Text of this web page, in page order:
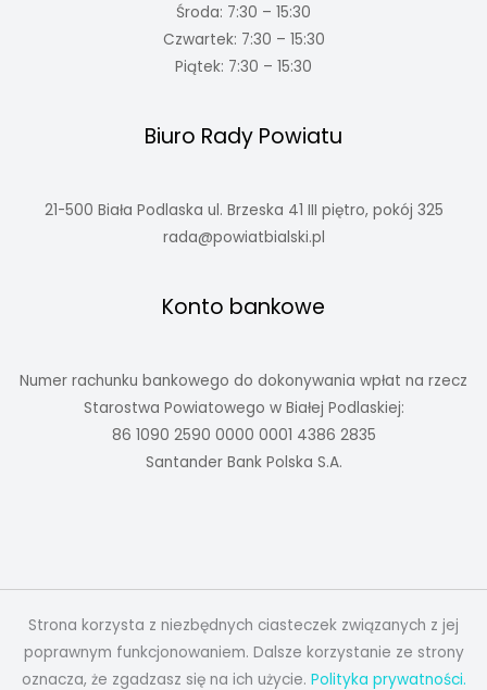
Środa: 7:30 – 15:30
Czwartek: 7:30 – 15:30
Piątek: 7:30 – 15:30
Biuro Rady Powiatu
21-500 Biała Podlaska ul. Brzeska 41 III piętro, pokój 325
rada@powiatbialski.pl
Konto bankowe
Numer rachunku bankowego do dokonywania wpłat na rzecz
Starostwa Powiatowego w Białej Podlaskiej:
86 1090 2590 0000 0001 4386 2835
Santander Bank Polska S.A.
Strona korzysta z niezbędnych ciasteczek związanych z jej
poprawnym funkcjonowaniem. Dalsze korzystanie ze strony
oznacza, że zgadzasz się na ich użycie. Polityka prywatności.